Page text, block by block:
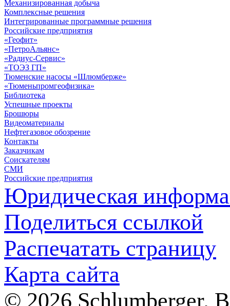
Механизированная добыча
Комплексные решения
Интегрированные программные решения
Российские предприятия
«Геофит»
«ПетроАльянс»
«Радиус-Сервис»
«ТОЭЗ ГП»
Тюменские насосы «Шлюмберже»
«Тюменьпромгеофизика»
Библиотека
Успешные проекты
Брошюры
Видеоматериалы
Нефтегазовое обозрение
Контакты
Заказчикам
Соискателям
СМИ
Российские предприятия
Юридическая
Поделиться ссылкой
Распечатать страницу
Карта сайта
© 2026 Schlumberger.